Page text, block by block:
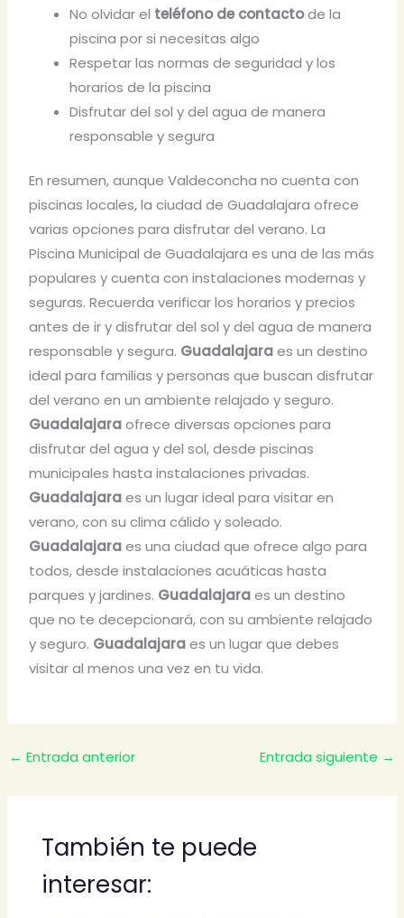
No olvidar el teléfono de contactode la
piscina por si necesitas algo
Respetar las normas de seguridad y los
horarios de la piscina
Disfrutar del sol y del agua de manera
responsable y segura
En resumen, aunque Valdeconcha no cuenta con
piscinas locales, la ciudad de Guadalajara ofrece
varias opciones para disfrutar del verano. La
Piscina Municipal de Guadalajara es una de las más
populares y cuenta con instalaciones modernas y
seguras. Recuerda verificar los horarios y precios
antes de ir y disfrutar del sol y del agua de manera
responsable y segura. Guadalajaraes un destino
ideal para familias y personas que buscan disfrutar
del verano en un ambiente relajado y seguro.
Guadalajaraofrece diversas opciones para
disfrutar del agua y del sol, desde piscinas
municipales hasta instalaciones privadas.
Guadalajaraes un lugar ideal para visitar en
verano, con su clima cálido y soleado.
Guadalajaraes una ciudad que ofrece algo para
todos, desde instalaciones acuáticas hasta
parques y jardines. Guadalajaraes un destino
que no te decepcionará, con su ambiente relajado
y seguro. Guadalajaraes un lugar que debes
visitar al menos una vez en tu vida.
← Entrada anterior Entrada siguiente →
También te puede
interesar: